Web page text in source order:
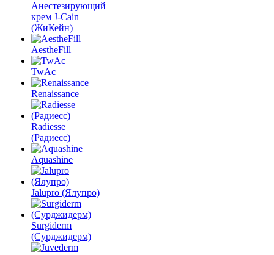
Анестезирующий
крем J-Cain
(ЖиКейн)
AestheFill
TwAc
Renaissance
Radiesse
(Радиесс)
Aquashine
Jalupro (Ялупро)
Surgiderm
(Сурджидерм)